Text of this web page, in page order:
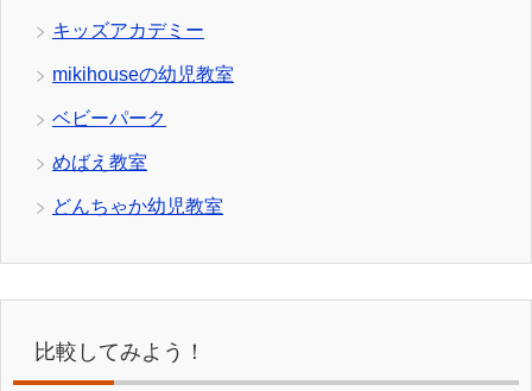
キッズアカデミー
mikihouseの幼児教室
ベビーパーク
めばえ教室
どんちゃか幼児教室
比較してみよう！